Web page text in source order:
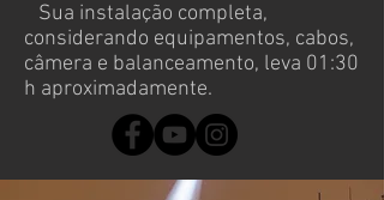
Sua instalação completa,
considerando equipamentos, cabos,
câmera e balanceamento, leva 01:30
h aproximadamente.